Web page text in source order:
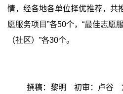
情，经各地各单位择优推荐，共
愿服务项目”各50个，“最佳志愿
（社区）”各30个。
撰稿：黎明 初审：卢谷